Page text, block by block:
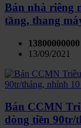
Bán nhà riêng
tầng, thang
13800000000
13/09/2021
Bán CCMN
dòng tiền 90tr/